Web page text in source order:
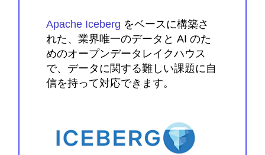
Apache Iceberg をベースに構築さ
れた、業界唯一のデータと AI のた
めのオープンデータレイクハウス
で、データに関する難しい課題に自
信を持って対応できます。